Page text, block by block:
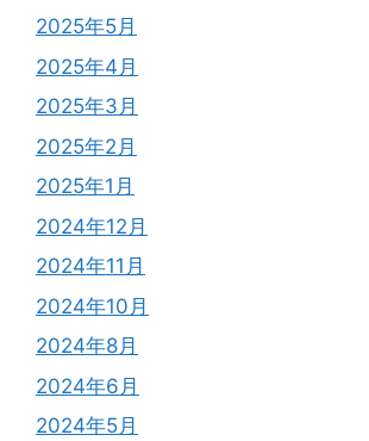
2025年5月
2025年4月
2025年3月
2025年2月
2025年1月
2024年12月
2024年11月
2024年10月
2024年8月
2024年6月
2024年5月